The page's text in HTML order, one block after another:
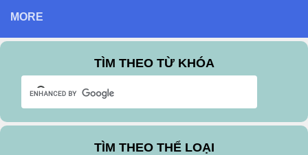
MORE
TÌM THEO TỪ KHÓA
TÌM THEO THỂ LOẠI